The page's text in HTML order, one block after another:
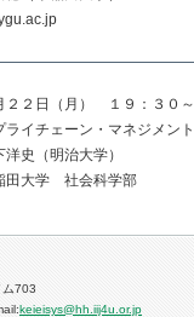
２日（月） １９：３０～
イチェーン・マネジメン
史（明治大学）
田大学 社会科学部 １
703
keieisys@hh.iij4u.or.jp